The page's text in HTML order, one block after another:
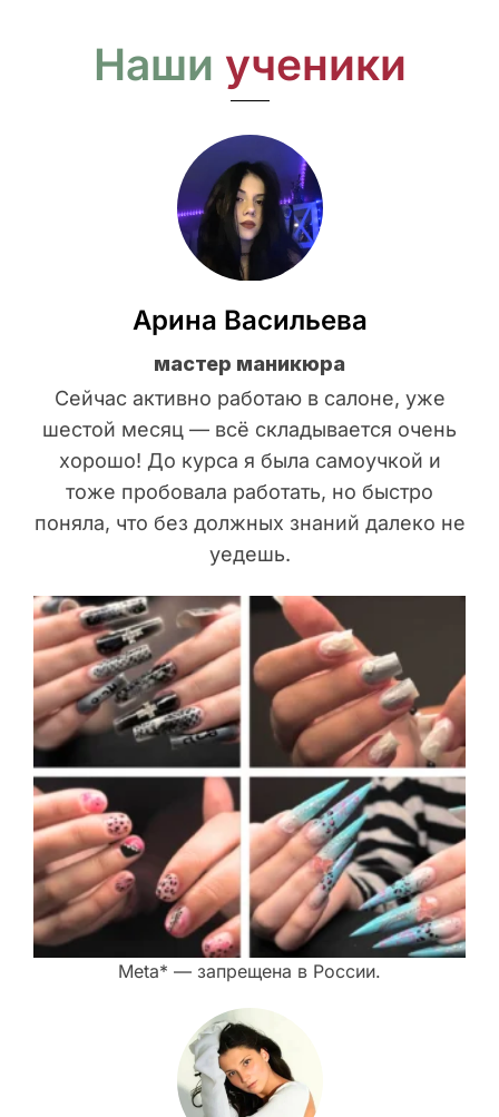
Наши ученики
Арина Васильева
мастер маникюра
Сейчас активно работаю в салоне, уже
шестой месяц — всё складывается очень
хорошо! До курса я была самоучкой и
тоже пробовала работать, но быстро
поняла, что без должных знаний далеко не
уедешь.
Meta* — запрещена в России.